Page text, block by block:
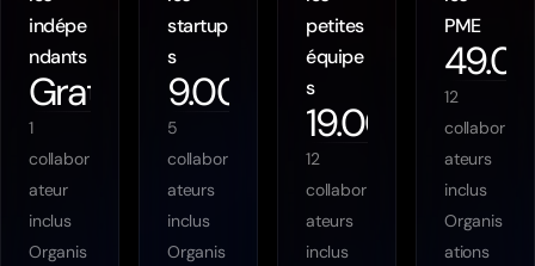
indépe
ndants
Gratuit
1
collabor
ateur
inclus
Organis
startup
s
9.00 CHF/mois
5
collabor
ateurs
inclus
Organis
petites
équipe
s
19.00 CHF/mois
12
collabor
ateurs
inclus
PME
12
collabor
ateurs
inclus
Organis
ations